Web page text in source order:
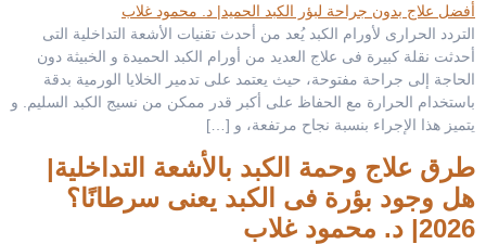
التردد الحرارى لأورام الكبد يُعد من أحدث تقنيات الأشعة التداخلية التى
أحدثت نقلة كبيرة فى علاج العديد من أورام الكبد الحميدة و الخبيثة دون
الحاجة إلى جراحة مفتوحة، حيث يعتمد على تدمير الخلايا الورمية بدقة
باستخدام الحرارة مع الحفاظ على أكبر قدر ممكن من نسيج الكبد السليم. و
يتميز هذا الإجراء بنسبة نجاح مرتفعة، و […]
طرق علاج وحمة الكبد بالأشعة التداخلية|
هل وجود بؤرة فى الكبد يعنى سرطانًا؟
2026| د. محمود غلاب